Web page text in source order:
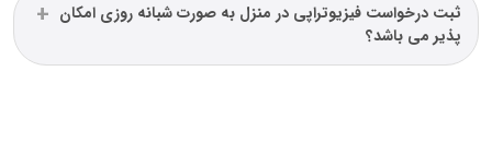
ثبت درخواست فیزیوتراپی در منزل به صورت شبانه روزی امکان
پذیر می باشد؟